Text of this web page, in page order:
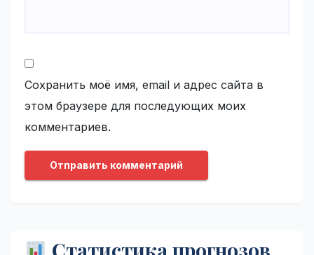
Сохранить моё имя, email и адрес сайта в
этом браузере для последующих моих
комментариев.
Статистика прогнозов